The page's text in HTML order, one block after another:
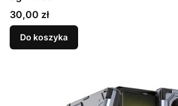
Cena
30,00 zł
Do koszyka